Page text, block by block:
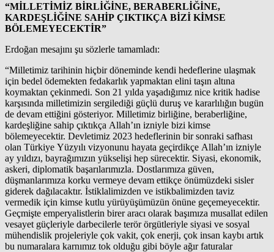
“MİLLETİMİZ BİRLİĞİNE, BERABERLİĞİNE,
KARDEŞLİĞİNE SAHİP ÇIKTIKÇA BİZİ KİMSE
BÖLEMEYECEKTİR”
Erdoğan mesajını şu sözlerle tamamladı:
“Milletimiz tarihinin hiçbir döneminde kendi hedeflerine ulaşmak
için bedel ödemekten fedakarlık yapmaktan elini taşın altına
koymaktan çekinmedi. Son 21 yılda yaşadığımız nice kritik hadise
karşısında milletimizin sergilediği güçlü duruş ve kararlılığın bugün
de devam ettiğini gösteriyor. Milletimiz birliğine, beraberliğine,
kardeşliğine sahip çıktıkça Allah’ın izniyle bizi kimse
bölemeyecektir. Devletimiz 2023 hedeflerinin bir sonraki safhası
olan Türkiye Yüzyılı vizyonunu hayata geçirdikçe Allah’ın izniyle
ay yıldızı, bayrağımızın yükselişi hep sürecektir. Siyasi, ekonomik,
askeri, diplomatik başarılarımızla. Dostlarımıza güven,
düşmanlarımıza korku vermeye devam ettikçe önümüzdeki sisler
giderek dağılacaktır. İstiklalimizden ve istikbalimizden taviz
vermedik için kimse kutlu yürüyüşümüzün önüne geçemeyecektir.
Geçmişte emperyalistlerin birer aracı olarak başımıza musallat edilen
vesayet güçleriyle darbecilerle terör örgütleriyle siyasi ve sosyal
mühendislik projeleriyle çok vakit, çok enerji, çok insan kaybı artık
bu numaralara karnımız tok olduğu gibi böyle ağır faturalar